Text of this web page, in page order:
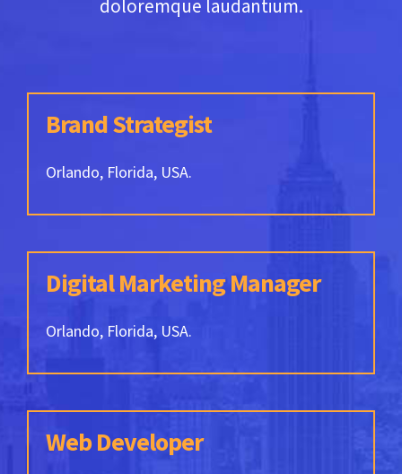
doloremque laudantium.
Brand Strategist
Orlando, Florida, USA.
Digital Marketing Manager
Orlando, Florida, USA.
Web Developer